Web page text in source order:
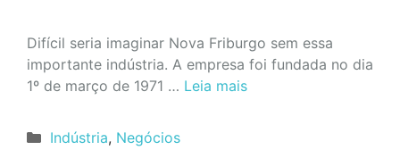
Difícil seria imaginar Nova Friburgo sem essa
importante indústria. A empresa foi fundada no dia
1º de março de 1971 … Leia mais
Categorias
Indústria, Negócios